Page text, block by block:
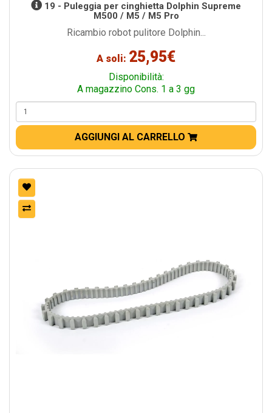
19 - Puleggia per cinghietta Dolphin Supreme
M500 / M5 / M5 Pro
Ricambio robot pulitore Dolphin...
A soli: 25,95€
Disponibilità:
A magazzino Cons. 1 a 3 gg
AGGIUNGI AL CARRELLO